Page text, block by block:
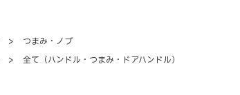
>
つまみ・ノブ
> 全て（ハンドル・つまみ・ドアハンドル）